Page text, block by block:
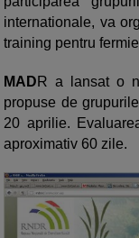
internationale, va
training pentru
MAD R a lansat o
propuse de
20 aprilie.
aproximativ 60 zile.